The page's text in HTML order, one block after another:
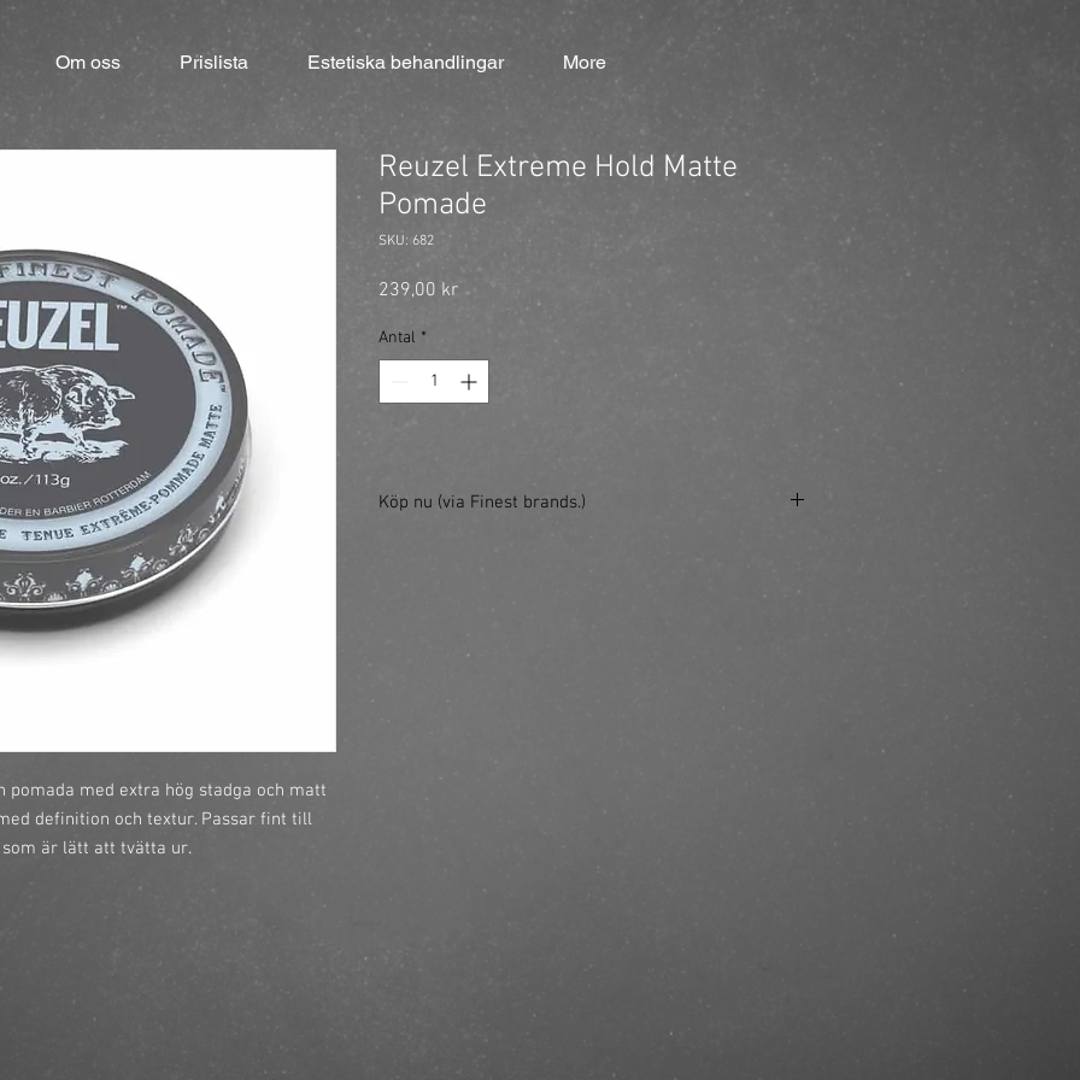
Om oss Prislista Estetiska behandlingar More
pomada med extra hög stadga och matt
definition och textur. Passar fint till
är lätt att tvätta ur.
Reuzel Extreme Hold Matte
Pomade
SKU: 682
239,00 krPris
Antal *
Köp nu (via Finest brands.)